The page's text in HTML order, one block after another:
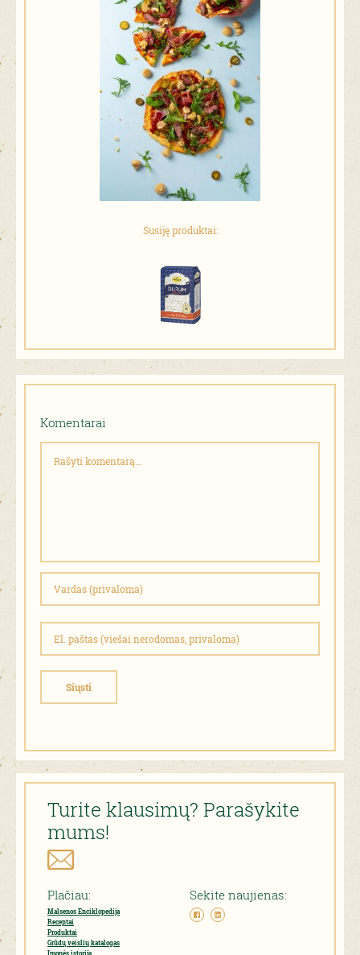
Susiję produktai:
Komentarai
Siųsti
Turite klausimų? Parašykite
mums!
Plačiau:
Malsenos Enciklopedija
Receptai
Produktai
Grūdų veislių katalogas
Sekite naujienas: